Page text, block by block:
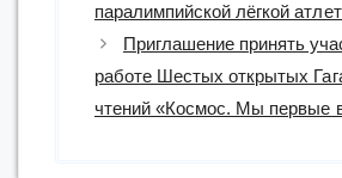
паралимпийской лёгкой
Приглашение принять
работе Шестых открытых
чтений «Космос. Мы первые